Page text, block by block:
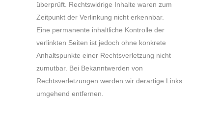
überprüft. Rechtswidrige Inhalte waren zum
Zeitpunkt der Verlinkung nicht erkennbar.
Eine permanente inhaltliche Kontrolle der
verlinkten Seiten ist jedoch ohne konkrete
Anhaltspunkte einer Rechtsverletzung nicht
zumutbar. Bei Bekanntwerden von
Rechtsverletzungen werden wir derartige Links
umgehend entfernen.